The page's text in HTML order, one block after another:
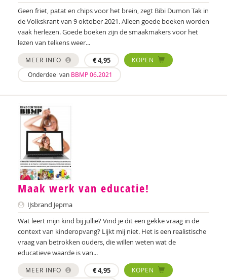
Geen friet, patat en chips voor het brein, zegt Bibi Dumon Tak in
de Volkskrant van 9 oktober 2021. Alleen goede boeken worden
vaak herlezen. Goede boeken zijn de smaakmakers voor het
lezen van telkens weer...
MEER INFO €4,95
KOPEN
Onderdeel van BBMP 06.2021
Maak werk van educatie!
IJsbrand Jepma
Wat leert mijn kind bij jullie? Vind je dit een gekke vraag in de
context van kinderopvang? Lijkt mij niet. Het is een realistische
vraag van betrokken ouders, die willen weten wat de
educatieve waarde is van...
MEER INFO €4,95
KOPEN